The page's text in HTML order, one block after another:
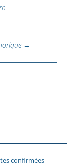
→
confirmées